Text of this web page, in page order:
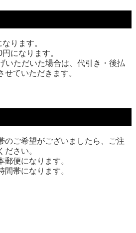
ります。
になります。
いただいた場合は、代引き・後払
せていただきます。
のご希望がございましたら、ご注
さい。
便になります。
帯になります。